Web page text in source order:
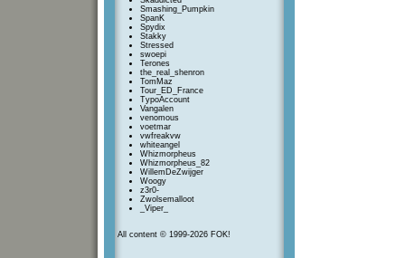
Smashing_Pumpkin
SpanK
Spydix
Stakky
Stressed
swoepi
Terones
the_real_shenron
TomMaz
Tour_ED_France
TypoAccount
Vangalen
venomous
voetmar
vwfreakvw
whiteangel
Whizmorpheus
Whizmorpheus_82
WillemDeZwijger
Woogy
z3r0-
Zwolsemalloot
_Viper_
All content © 1999-2026 FOK!